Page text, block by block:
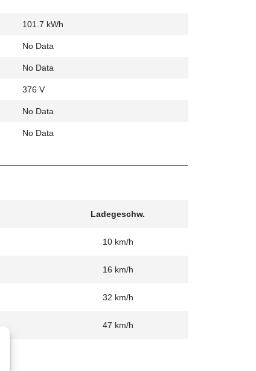
101.7 kWh
No Data
No Data
376 V
No Data
No Data
Ladegeschw.
10 km/h
16 km/h
32 km/h
47 km/h